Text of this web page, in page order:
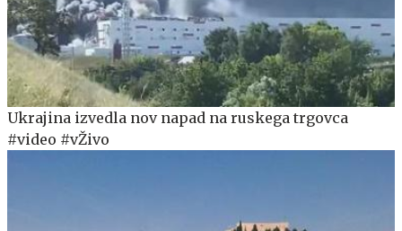
Ukrajina izvedla nov napad na ruskega trgovca
#video #vŽivo